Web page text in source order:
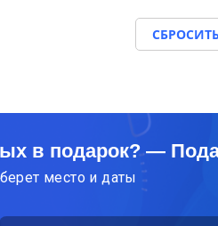
в подарок? —
место и даты